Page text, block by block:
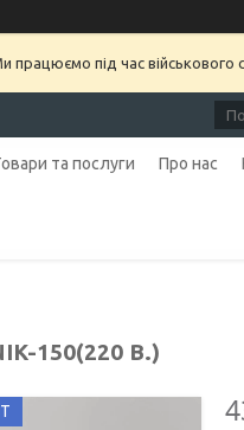
працюємо під час військового
та послуги Про нас
150(220 В.)